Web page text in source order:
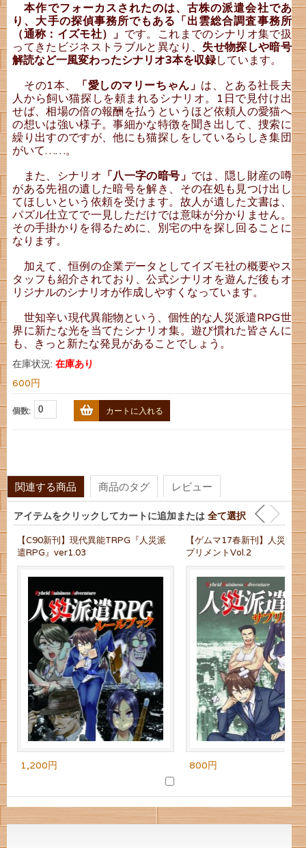
本作でフォーカスされたのは、古株の派遣会社であ
り、大手の探偵事務所でもある「出雲総合調査事務所
（通称：イズモ社）」 です。これまでのシナリオ集で扱
ってきたビジネストラブルと異なり、 失せ物探しや暗号
解読など一風変わったシナリオ3本を収録しています。
その1本、
「愛しのマリーちゃん」 は、とある社長夫
人から飼い猫探しを頼まれるシナリオ。1日で見付け出
せば、相場の倍の報酬を払うというほど依頼人の愛猫へ
の想いは強い様子。事細かな特徴を聞き出して、捜索に
繰り出すのですが、他にも猫探しをしているらしき集団
がいて……。
また、シナリオ 「八一字の暗号」 では、隠し財産の噂
がある先祖の遺した暗号を解き、その在処も見つけ出し
てほしいという依頼を受けます。故人が遺した文書は、
パズル仕立てで一見しただけでは意味が分かりません。
その手掛かりを得るために、別宅の中を探し回ることに
なります。
加えて、恒例の企業データとしてイズモ社の概要やス
タッフも紹介されており、公式シナリオを遊んだ後もオ
リジナルのシナリオが作成しやすくなっています。
世知辛い現代異能物という、個性的な人災派遣RPG世
界に新たな光を当てたシナリオ集。遊び慣れた皆さんに
も、きっと新たな発見があることでしょう。
在庫状況:在庫あり
600円
個数: カートに入れる
関連する商品 商品のタグ レビュー
アイテムをクリックしてカートに追加または 全て選択
【C90新刊】現代異能TRPG『人災派
遣RPG』ver1.03
1,200円
【ゲムマ17春新刊】人災派
プリメントVol.2
800円